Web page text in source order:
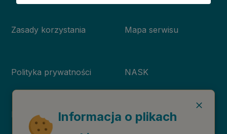
Zasady korzystania
Polityka prywatności
Deklaracja dostępności
Mapa serwisu
NASK
Niebieska Linia
Informacja o plikach